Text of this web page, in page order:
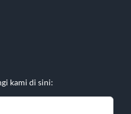
kami di sini: